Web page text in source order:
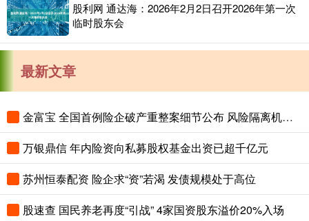
股利网 通达海：2026年2月2日召开2026年第一次
临时股东会
最新文章
金富宝 全国首例险企破产重整案细节公布 风险隔离机制保障保单债权人权益
万银鼎信 年内险资向私募股权基金出资已超千亿元
苏州恒泰配资 险企求“资”若渴 发债规模处于高位
股速查 国民养老再度“引战” 4家国资股东溢价20%入场